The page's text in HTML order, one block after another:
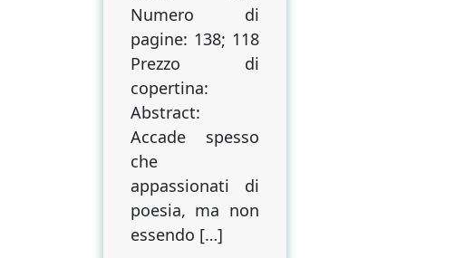
Numero di
pagine: 138; 118
Prezzo di
copertina:
Abstract:
Accade spesso
che
appassionati di
poesia, ma non
essendo […]